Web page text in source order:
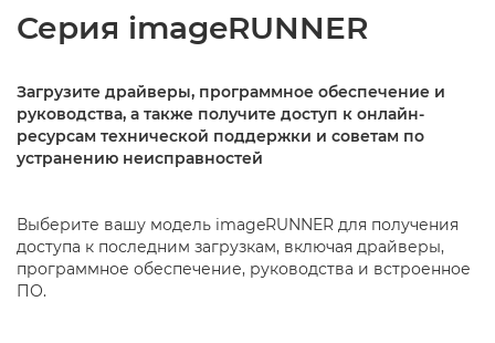
Серия imageRUNNER
Загрузите драйверы, программное обеспечение и
руководства, а также получите доступ к онлайн-
ресурсам технической поддержки и советам по
устранению неисправностей
Выберите вашу модель imageRUNNER для получения
доступа к последним загрузкам, включая драйверы,
программное обеспечение, руководства и встроенное
ПО.